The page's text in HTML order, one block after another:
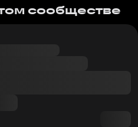
сообществе